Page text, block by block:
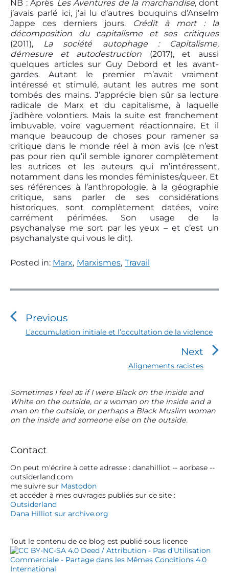
NB : Après Les Aventures de la marchandise, dont
j’avais parlé ici, j’ai lu d’autres bouquins d’Anselm
Jappe ces derniers jours. Crédit à mort : la
décomposition du capitalisme et ses critiques
(2011), La société autophage : Capitalisme,
démesure et autodestruction (2017), et aussi
quelques articles sur Guy Debord et les avant-
gardes. Autant le premier m’avait vraiment
intéressé et stimulé, autant les autres me sont
tombés des mains. J’apprécie bien sûr sa lecture
radicale de Marx et du capitalisme, à laquelle
j’adhère volontiers. Mais la suite est franchement
imbuvable, voire vaguement réactionnaire. Et il
manque beaucoup de choses pour ramener sa
critique dans le monde réel à mon avis (ce n’est
pas pour rien qu’il semble ignorer complètement
les autrices et les auteurs qui m’intéressent,
notamment dans les mondes féministes/queer. Et
ses références à l’anthropologie, à la géographie
critique, sans parler de ses considérations
historiques, sont complètement datées, voire
carrément périmées. Son usage de la
psychanalyse me sort par les yeux – et c’est un
psychanalyste qui vous le dit).
Posted in: Marx, Marxismes, Travail
N
v
i
o
n
l
’
a
r
t
c
l
e
Previous
P
u
s
p
o
L’accumulation initiale et l’occultation de la violence
Next
N
t
p
o
Alignements racistes
P
r
i
m
r
y
S
i
d
e
b
Sometimes I feel as if I were Black on the inside and
White on the outside, or a woman on the inside and a
man on the outside, or perhaps a Black Muslim woman
on the inside and someone else on the outside.
Contact
On peut m'écrire à cette adresse : danahilliot -- aorbase --
outsiderland.com
me suivre sur Mastodon
et accéder à mes ouvrages publiés sur ce site :
Outsiderland
Dana Hilliot sur archive.org
Tout le contenu de ce blog est publié sous licence